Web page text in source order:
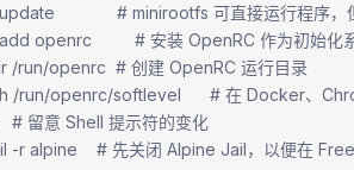
# minirootfs 可直接运行程序，
openrc         # 安装 OpenRC 作为初始化
/run/openrc  # 创建 OpenRC 运行目录
/run/openrc/softlevel      # 在 Docker、
# 留意 Shell 提示符的变化
-r alpine    # 先关闭 Alpine Jail，以便在